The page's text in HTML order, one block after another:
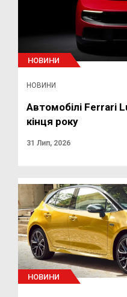
НОВИНИ
НОВИНИ
Автомобілі Ferrari
кінця року
31 Лип, 2026
НОВИНИ